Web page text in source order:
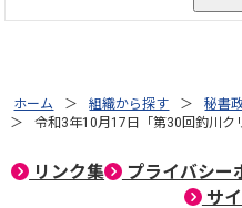
ホーム 組織から探す
秘書
令和3年10月17日「第30回釣川ク
リンク集 プライバシー
サ